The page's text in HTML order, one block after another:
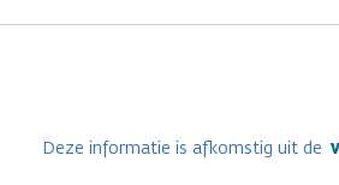
Deze informatie is afkomstig uit de